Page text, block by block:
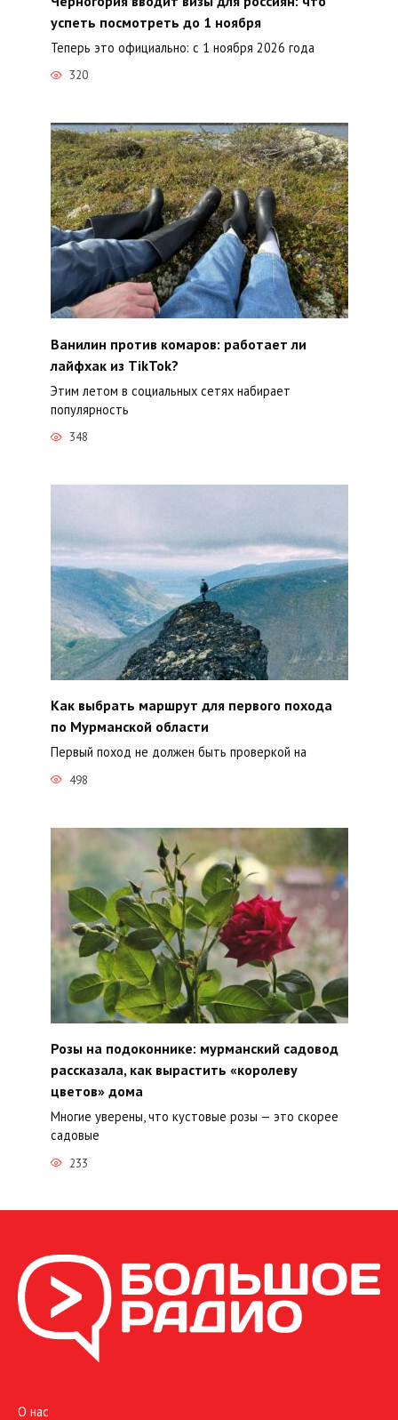
успеть посмотреть до 1 ноября
Теперь это официально: с 1 ноября 2026 года
320
Ванилин против комаров: работает ли
лайфхак из TikTok?
Этим летом в социальных сетях набирает
популярность
348
Как выбрать маршрут для первого похода
по Мурманской области
Первый поход не должен быть проверкой на
498
Розы на подоконнике: мурманский садовод
рассказала, как вырастить «королеву
цветов» дома
Многие уверены, что кустовые розы — это скорее
садовые
233
О нас